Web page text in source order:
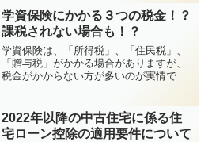
りやすく解説しています。
学資保険にかかる３つの税金！？
課税されない場合も！？
学資保険は、「所得税」、「住民税」、
「贈与税」がかかる場合がありますが、
税金がかからない方が多いのが実情で
よう、どのような場合に税金がかかるの
かを詳しく解説します。
2022年以降の中古住宅に係る住
宅ローン控除の適用要件について